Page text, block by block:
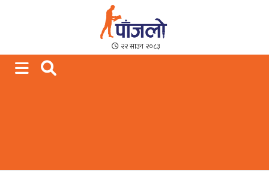
Paajalo News
We are from Far West Nepal
२२ साउन २०८३